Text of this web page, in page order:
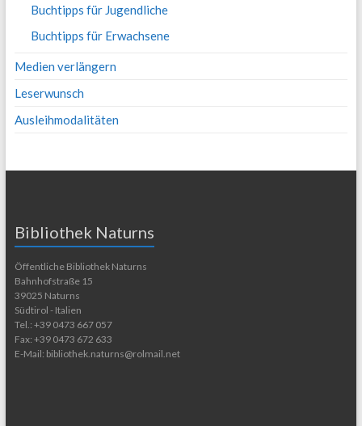
Buchtipps für Jugendliche
Buchtipps für Erwachsene
Medien verlängern
Leserwunsch
Ausleihmodalitäten
Bibliothek Naturns
Öffentliche Bibliothek Naturns
Bahnhofstraße 15
39025 Naturns
Südtirol - Italien
Tel.: +39 0473 667 057
Fax: +39 0473 672 633
E-Mail: bibliothek.naturns@rolmail.net